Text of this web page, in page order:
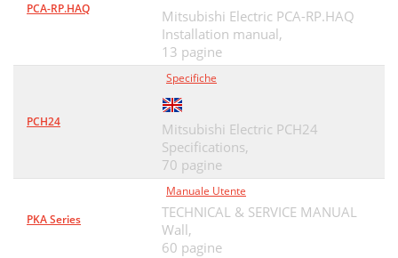
PCA-RP.HAQ
Mitsubishi Electric PCA-RP.HAQ
Installation manual,
13 pagine
PCH24
Specifiche
Mitsubishi Electric PCH24
Specifications,
70 pagine
PKA Series
Manuale Utente
TECHNICAL & SERVICE MANUAL
Wall,
60 pagine